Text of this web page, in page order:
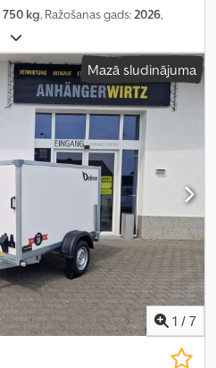
750 kg, Ražošanas gads:2026,
Mazā sludinājuma
1 / 7